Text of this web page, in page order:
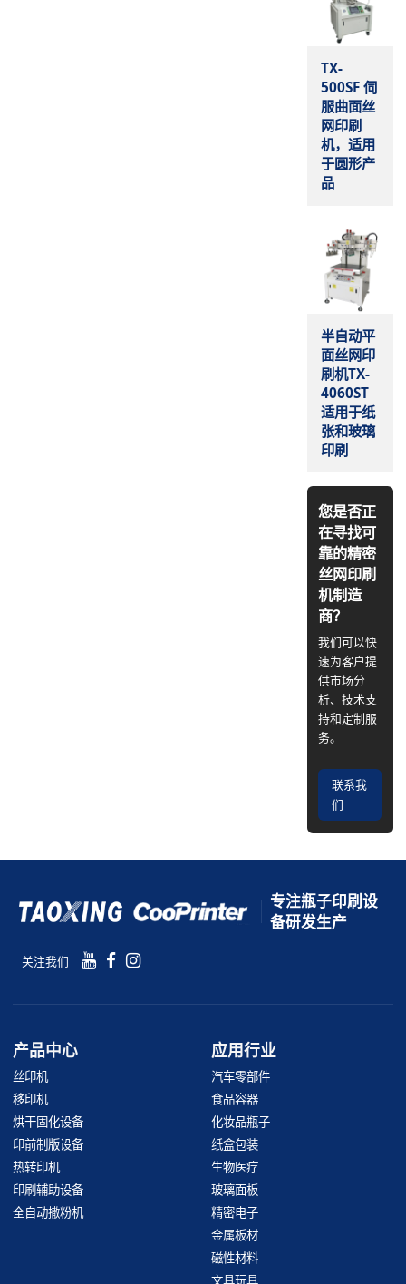
TX-
500SF 伺
服曲面丝
网印刷
机，适用
于圆形产
品
半自动平
面丝网印
刷机TX-
4060ST
适用于纸
张和玻璃
印刷
您是否正
在寻找可
靠的精密
丝网印刷
机制造
商？
我们可以快
速为客户提
供市场分
析、技术支
持和定制服
务。
联系我
们
专注瓶子印刷设
备研发生产
关注我们
产品中心
丝印机
移印机
烘干固化设备
印前制版设备
热转印机
印刷辅助设备
全自动撒粉机
应用行业
汽车零部件
食品容器
化妆品瓶子
纸盒包装
生物医疗
玻璃面板
精密电子
金属板材
磁性材料
文具玩具